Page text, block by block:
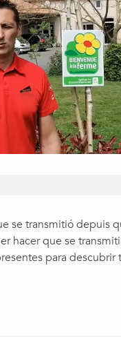
se transmitió depuis
hacer que se
para